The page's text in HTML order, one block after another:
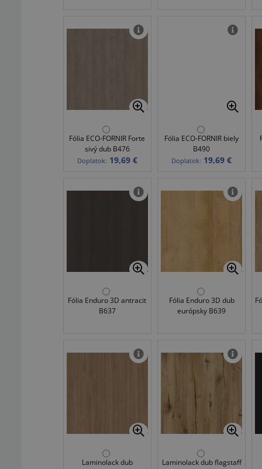
Fólia ECO-FORNIR Forte
sivý dub B476
Doplatok: 19,69 €
Fólia ECO-FORNIR biely
B490
Doplatok: 19,69 €
Fólia Enduro 3D antracit
B637
Fólia Enduro 3D dub
európsky B639
Laminolack dub
Laminolack dub flagstaff